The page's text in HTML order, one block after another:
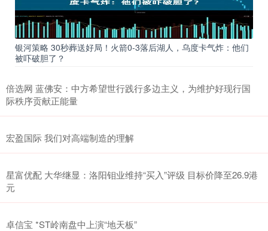
银河策略 30秒葬送好局！火箭0-3落后湖人，乌度卡气炸：他们
被吓破胆了？
倍选网 蓝佛安：中方希望世行践行多边主义，为维护好现行国
际秩序贡献正能量
宏盈国际 我们对高端制造的理解
星富优配 大华继显：洛阳钼业维持“买入”评级 目标价降至26.9港
元
卓信宝 *ST岭南盘中上演“地天板”